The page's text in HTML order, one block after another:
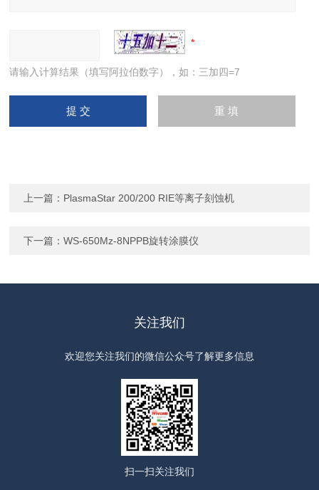
请输入计算结果（填写阿拉伯数字），如：三加四=7
上一篇： PlasmaStar 200/200 RIE等离子刻蚀机
下一篇：WS-650Mz-8NPPB旋转涂膜仪
关注我们
欢迎您关注我们的微信公众号了解更多信息
扫一扫关注我们